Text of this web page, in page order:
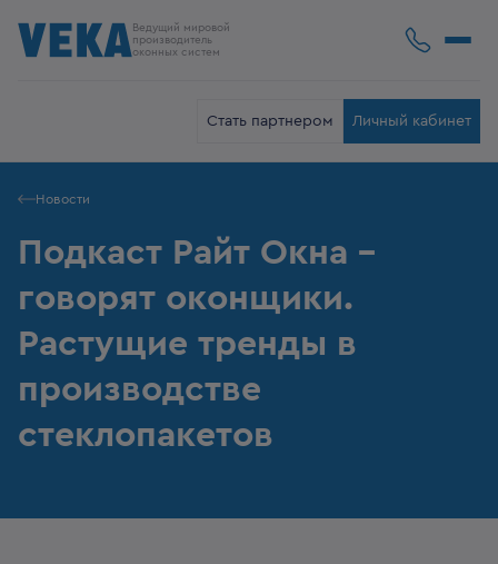
Ведущий мировой
производитель
оконных систем
Стать партнером Личный кабинет
Новости
Подкаст Райт Окна -
говорят оконщики.
Растущие тренды в
производстве
стеклопакетов